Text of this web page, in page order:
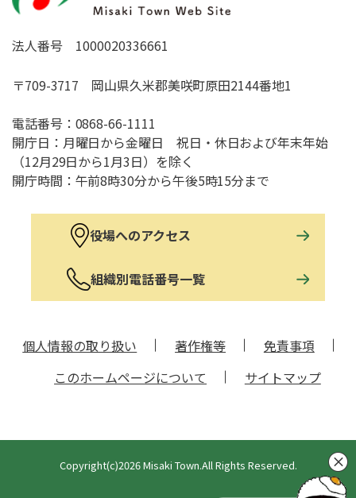
法人番号 1000020336661
〒709-3717 岡山県久米郡美咲町原田2144番地1
電話番号： 0868-66-1111
開庁日：月曜日から金曜日 祝日・休日および年末年始
（12月29日から1月3日）を除く
開庁時間：午前8時30分から午後5時15分まで
役場へのアクセス
組織別電話番号一覧
個人情報の取り扱い 著作権等
免責事項
このホームページについて
サイトマップ
Copyright(c)2026 Misaki Town.All Rights Reserved.